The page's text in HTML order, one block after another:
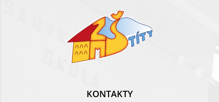
KONTAKTY